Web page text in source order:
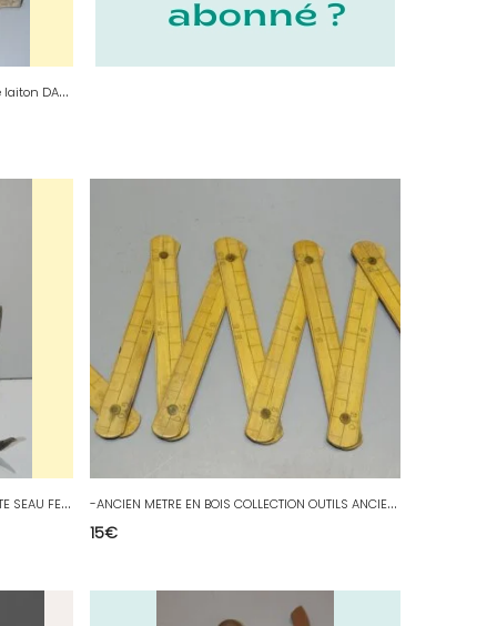
-
ANCIENNE PETITE EQUERRE de Géomètre laiton DANS sa BOITE BOIS OUTIL ANCIEN D
-
JOLI CROCHET DE PUIT GRAPPIN REMONTE SEAU FER FORGE XIXe ART POPULAIRE Déco D
-
ANCIEN METRE EN BOIS COLLECTION OUTILS ANCIENS VITRINE D
15€